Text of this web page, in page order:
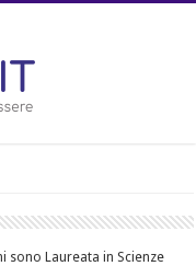
sono Laureata in Scienze